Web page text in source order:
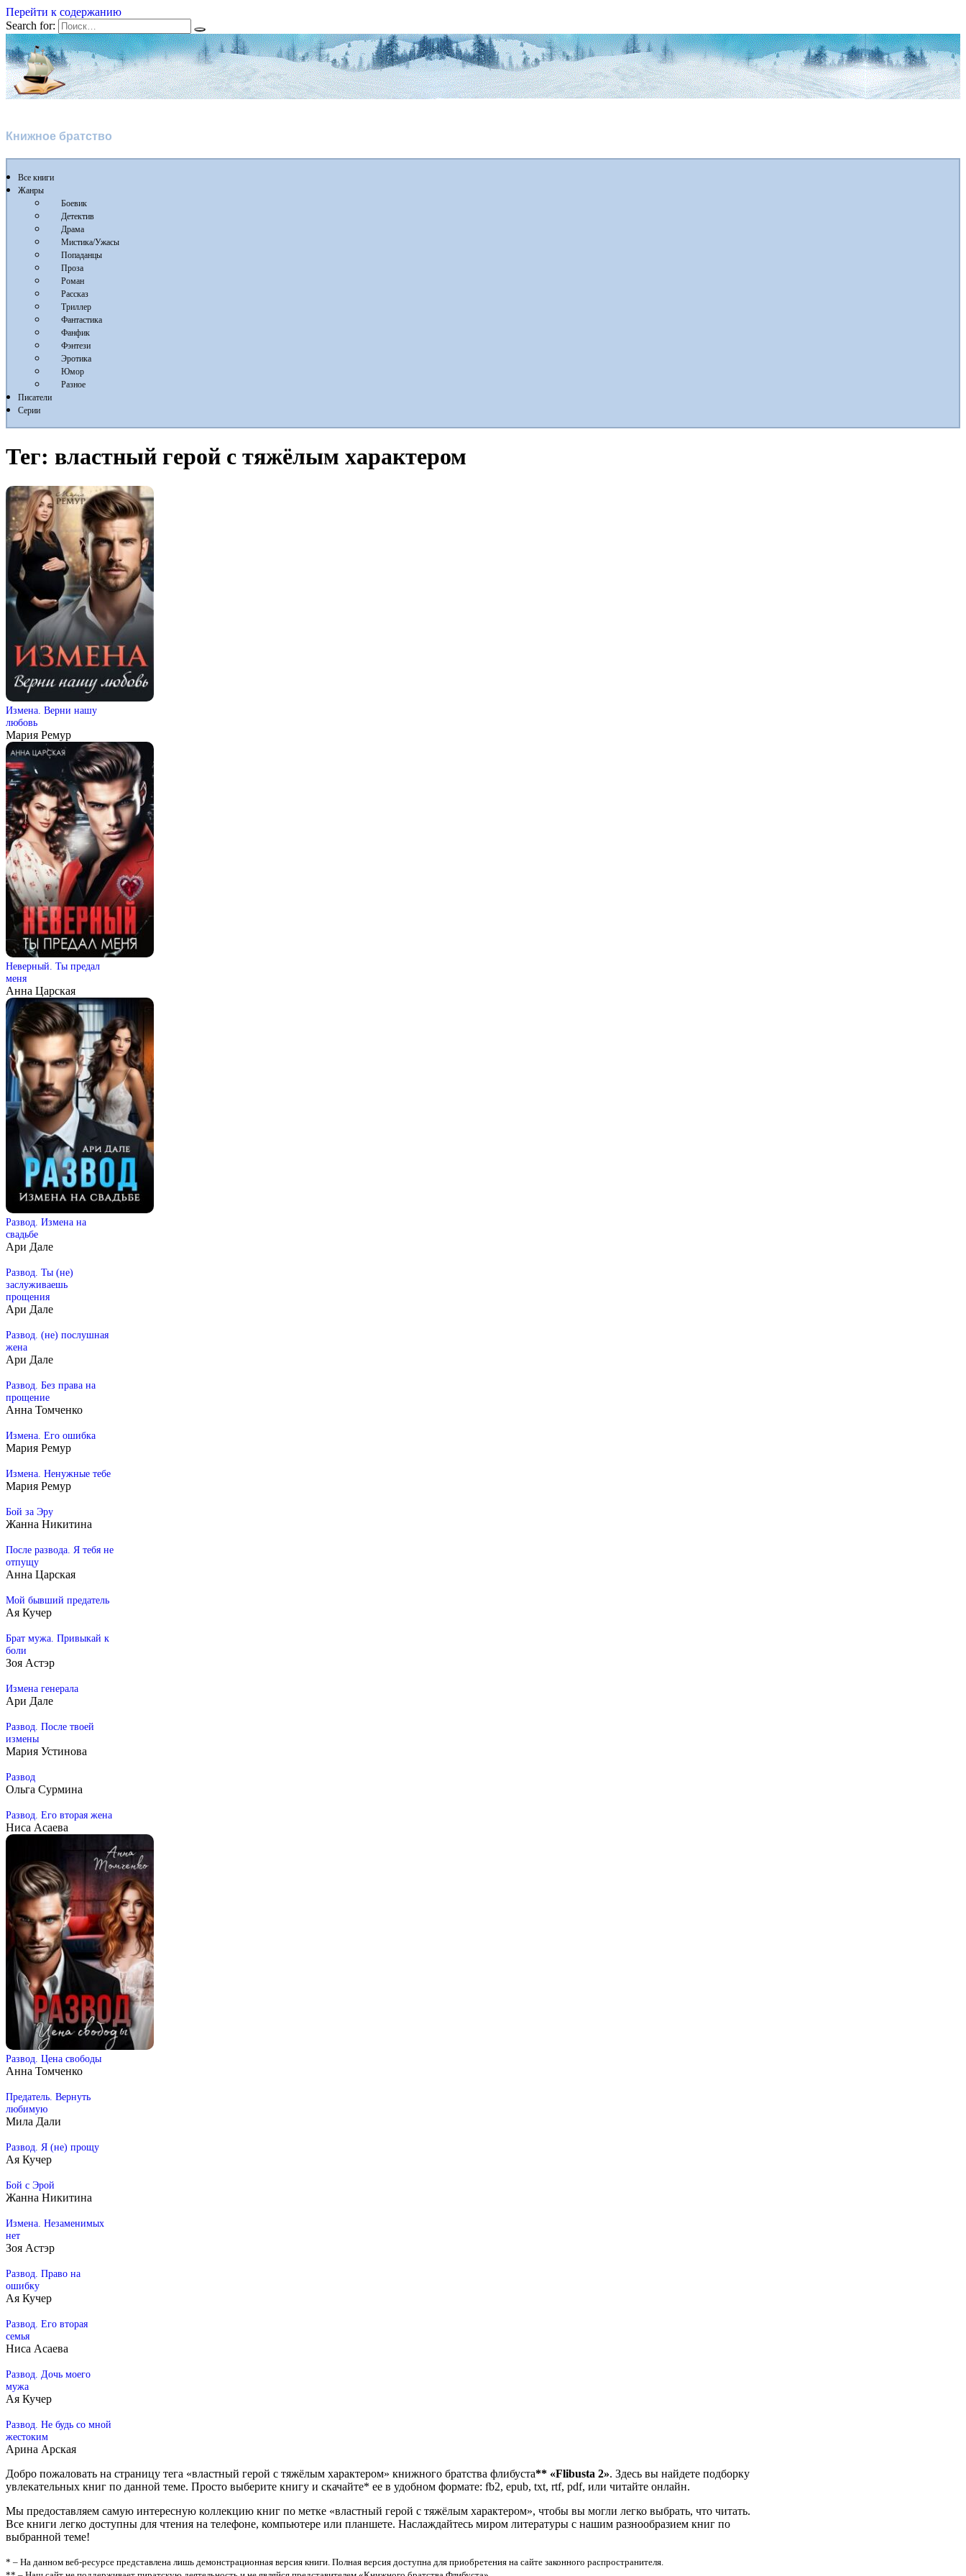
Перейти к содержанию
Search for:
Книжное братство
Все книги
Жанры
Боевик
Детектив
Драма
Мистика/Ужасы
Попаданцы
Проза
Роман
Рассказ
Триллер
Фантастика
Фанфик
Фэнтези
Эротика
Юмор
Разное
Писатели
Серии
Тег: властный герой с тяжёлым характером
Измена. Верни нашу
любовь
Мария Ремур
Неверный. Ты предал
меня
Анна Царская
Развод. Измена на
свадьбе
Ари Дале
Развод. Ты (не)
заслуживаешь
прощения
Ари Дале
Развод. (не) послушная
жена
Ари Дале
Развод. Без права на
прощение
Анна Томченко
Измена. Его ошибка
Мария Ремур
Измена. Ненужные тебе
Мария Ремур
Бой за Эру
Жанна Никитина
После развода. Я тебя не
отпущу
Анна Царская
Мой бывший предатель
Ая Кучер
Брат мужа. Привыкай к
боли
Зоя Астэр
Измена генерала
Ари Дале
Развод. После твоей
измены
Мария Устинова
Развод
Ольга Сурмина
Развод. Его вторая жена
Ниса Асаева
Развод. Цена свободы
Анна Томченко
Предатель. Вернуть
любимую
Мила Дали
Развод. Я (не) прощу
Ая Кучер
Бой с Эрой
Жанна Никитина
Измена. Незаменимых
нет
Зоя Астэр
Развод. Право на
ошибку
Ая Кучер
Развод. Его вторая
семья
Ниса Асаева
Развод. Дочь моего
мужа
Ая Кучер
Развод. Не будь со мной
жестоким
Арина Арская
Добро пожаловать на страницу тега «властный герой с тяжёлым характером» книжного братства флибуста** «Flibusta 2». Здесь вы найдете подборку
увлекательных книг по данной теме. Просто выберите книгу и скачайте* ее в удобном формате: fb2, epub, txt, rtf, pdf, или читайте онлайн.
Мы предоставляем самую интересную коллекцию книг по метке «властный герой с тяжёлым характером», чтобы вы могли легко выбрать, что читать.
Все книги легко доступны для чтения на телефоне, компьютере или планшете. Наслаждайтесь миром литературы с нашим разнообразием книг по
выбранной теме!
* – На данном веб-ресурсе представлена лишь демонстрационная версия книги. Полная версия доступна для приобретения на сайте законного распространителя.